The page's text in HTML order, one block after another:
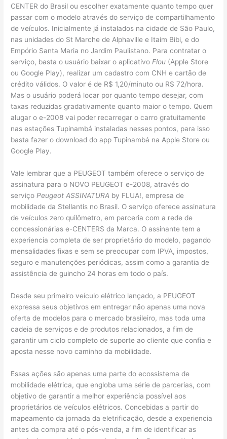
CENTER do Brasil ou escolher exatamente quanto tempo quer
passar com o modelo através do serviço de compartilhamento
de veículos. Inicialmente já instalados na cidade de São Paulo,
nas unidades do St Marche de Alphaville e Itaim Bibi, e do
Empório Santa Maria no Jardim Paulistano. Para contratar o
serviço, basta o usuário baixar o aplicativoFlou (Apple Store
ou Google Play), realizar um cadastro com CNH e cartão de
crédito válidos. O valor é de R$ 1,20/minuto ou R$ 72/hora.
Mas o usuário poderá locar por quanto tempo desejar, com
taxas reduzidas gradativamente quanto maior o tempo. Quem
alugar o e-2008 vai poder recarregar o carro gratuitamente
nas estações Tupinambá instaladas nesses pontos, para isso
basta fazer o download do app Tupinambá na Apple Store ou
Google Play.
Vale lembrar que a PEUGEOT também oferece o serviço de
assinatura para o NOVO PEUGEOT e-2008, através do
serviçoPeugeot ASSINATURA by FLUA!, empresa de
mobilidade da Stellantis no Brasil. O serviço oferece assinatura
de veículos zero quilômetro, em parceria com a rede de
concessionárias e-CENTERS da Marca. O assinante tem a
experiencia completa de ser proprietário do modelo, pagando
mensalidades fixas e sem se preocupar com IPVA, impostos,
seguro e manutenções periódicas, assim como a garantia de
assistência de guincho 24 horas em todo o país.
Desde seu primeiro veículo elétrico lançado, a PEUGEOT
expressa seus objetivos em entregar não apenas uma nova
oferta de modelos para o mercado brasileiro, mas toda uma
cadeia de serviços e de produtos relacionados, a fim de
garantir um ciclo completo de suporte ao cliente que confia e
aposta nesse novo caminho da mobilidade.
Essas ações são apenas uma parte do ecossistema de
mobilidade elétrica, que engloba uma série de parcerias, com
objetivo de garantir a melhor experiência possível aos
proprietários de veículos elétricos. Concebidas a partir do
mapeamento da jornada da eletrificação, desde a experiencia
antes da compra até o pós-venda, a fim de identificar as